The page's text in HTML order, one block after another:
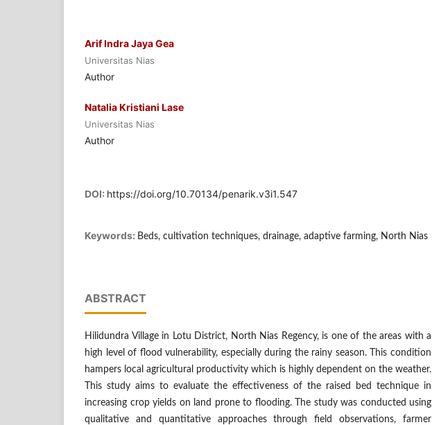
Arif Indra Jaya Gea
Universitas Nias
Author
Natalia Kristiani Lase
Universitas Nias
Author
DOI: https://doi.org/10.70134/penarik.v3i1.547
Keywords: Beds, cultivation techniques, drainage, adaptive farming, North Nias
ABSTRACT
Hilidundra Village in Lotu District, North Nias Regency, is one of the areas with a
high level of flood vulnerability, especially during the rainy season. This condition
hampers local agricultural productivity which is highly dependent on the weather.
This study aims to evaluate the effectiveness of the raised bed technique in
increasing crop yields on land prone to flooding. The study was conducted using
qualitative and quantitative approaches through field observations, farmer